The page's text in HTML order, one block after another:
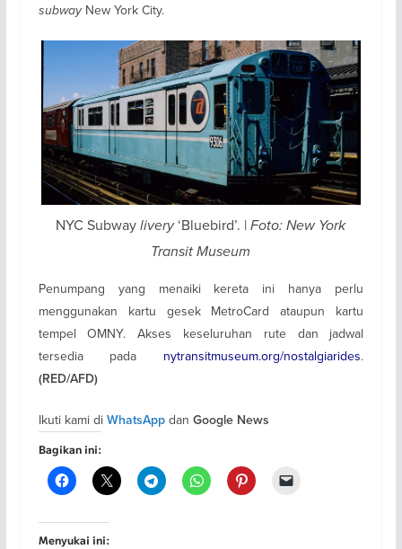
subwayNew York City.
NYC Subwaylivery‘Bluebird’. |Foto: New York
Transit Museum
Penumpang yang menaiki kereta ini hanya perlu
menggunakan kartu gesek MetroCard ataupun kartu
tempel OMNY. Akses keseluruhan rute dan jadwal
tersedia pada nytransitmuseum.org/nostalgiarides.
(RED/AFD)
Ikuti kami di WhatsAppdan Google News
Bagikan ini:
Menyukai ini: